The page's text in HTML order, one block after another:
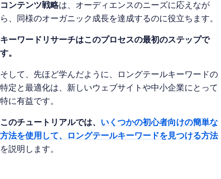
コンテンツ戦略は、オーディエンスのニーズに応えなが
ら、同様のオーガニック成長を達成するのに役立ちます。
キーワードリサーチはこのプロセスの最初のステップで
す。
そして、先ほど学んだように、ロングテールキーワードの
特定と最適化は、新しいウェブサイトや中小企業にとって
特に有益です。
このチュートリアルでは、 いくつかの初心者向けの簡単な
方法を使用して、ロングテールキーワードを見つける方法
を説明します。